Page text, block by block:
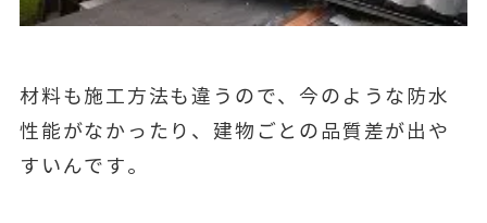
材料も施工方法も違うので、今のような防水
性能がなかったり、建物ごとの品質差が出や
すいんです。